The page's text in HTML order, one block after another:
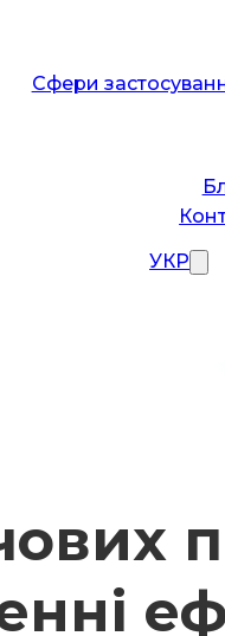
Сфери
УКР